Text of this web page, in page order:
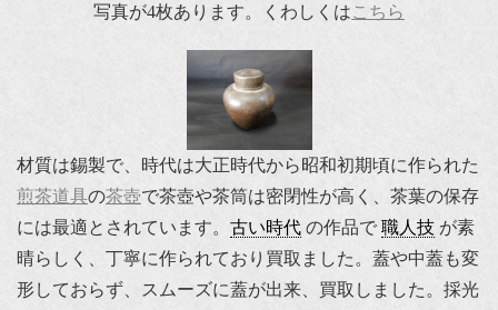
写真が4枚あります。くわしくはこちら
材質は錫製で、時代は大正時代から昭和初期頃に作られた
煎茶道具の茶壺で茶壺や茶筒は密閉性が高く、茶葉の保存
には最適とされています。 古い時代 の作品で職人技 が素
晴らしく、丁寧に作られており買取ました。蓋や中蓋も変
形しておらず、スムーズに蓋が出来、買取しました。採光